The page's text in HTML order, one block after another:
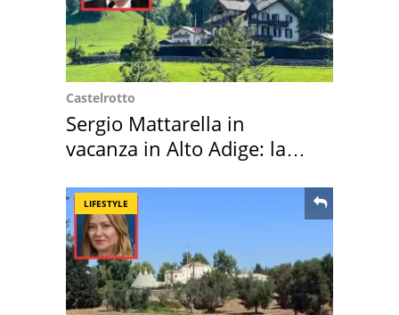
Castelrotto
Sergio Mattarella in
vacanza in Alto Adige: la
LIFESTYLE